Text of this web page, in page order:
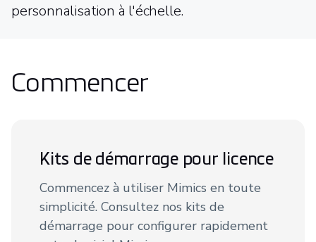
personnalisation à l'échelle.
Commencer
Kits de démarrage pour licence
Commencez à utiliser Mimics en toute
simplicité. Consultez nos kits de
démarrage pour configurer rapidement